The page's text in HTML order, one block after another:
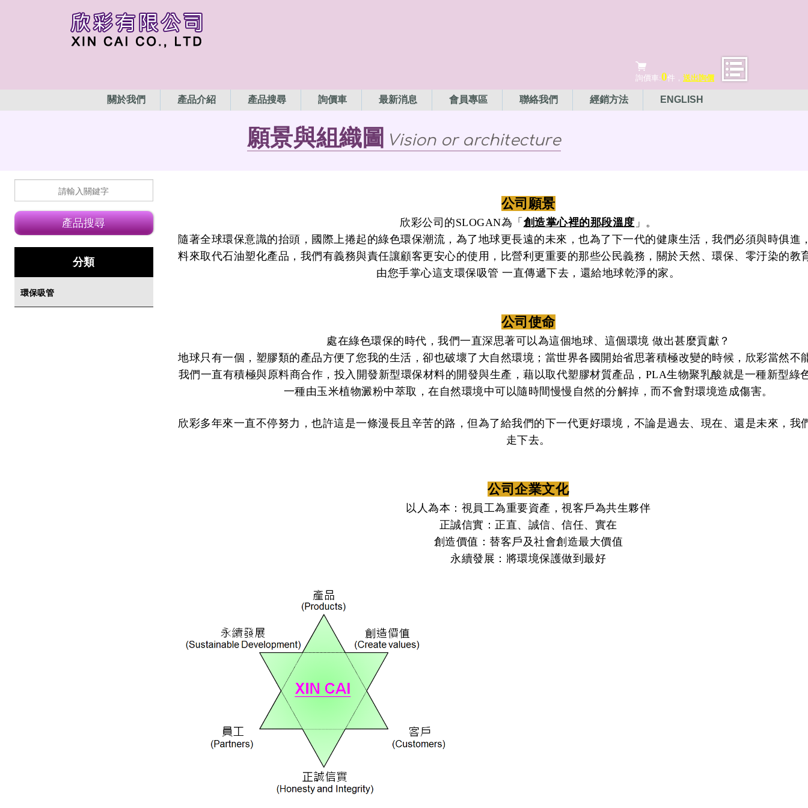
詢價車:0件， 送出詢價
關於我們 產品介紹 產品搜尋 詢價車 最新消息 會員專區 聯絡我們 經銷方法 ENGLISH
願景與組織圖 Vision or architecture
分類
環保吸管
公司願景
欣彩公司的SLOGAN為「 創造掌心裡的那段溫度 」。
隨著全球環保意識的抬頭，國際上捲起的綠色環保潮流，為了地球更長遠的未來，也為了下一代的健康生活，我們必須與時俱進
料來取代石油塑化產品，我們有義務與責任讓顧客更安心的使用，比營利更重要的那些公民義務， 關於天然、環保、零汙染的教
由您手掌心這支環保吸管 一直傳遞下去，還給地球乾淨的家。
公司使命
處在綠色環保的時代，我們一直深思著可以為這個地球、這個環境 做出甚麼貢獻？
地球只有一個，塑膠類的產品方便了您我的生活，卻也破壞了大自然環境；當世界各國開始省思著積極改變的時候，欣彩當然不
我們一直有積極與原料商合作，投入開發新型環保材料的開發與生產，藉以取代塑膠材質產品，PLA生物聚乳酸就是一種新型綠
一種由玉米植物澱粉中萃取，在自然環境中可以隨時間慢慢自然的分解掉，而不會對環境造成傷害。
欣彩多年來一直不停努力，也許這是一條漫長且辛苦的路，但為了給我們的下一代更好環境，不論是過去、現在、還是未來，我
走下去。
公司企業文化
以人為本：視員工為重要資產，視客戶為共生夥伴
正誠信實：正直、誠信、信任、實在
創造價值：替客戶及社會創造最大價值
永續發展：將環境保護做到最好